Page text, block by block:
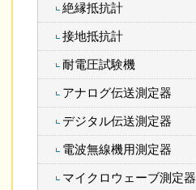
絶縁抵抗計
接地抵抗計
耐電圧試験機
アナログ伝送測定器
デジタル伝送測定器
電波無線機用測定器
マイクロウェーブ測定器